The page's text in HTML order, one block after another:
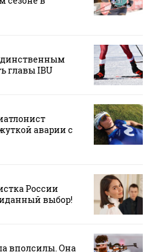
главы IBU
аварии с
России
выбор!
вполсилы. Она